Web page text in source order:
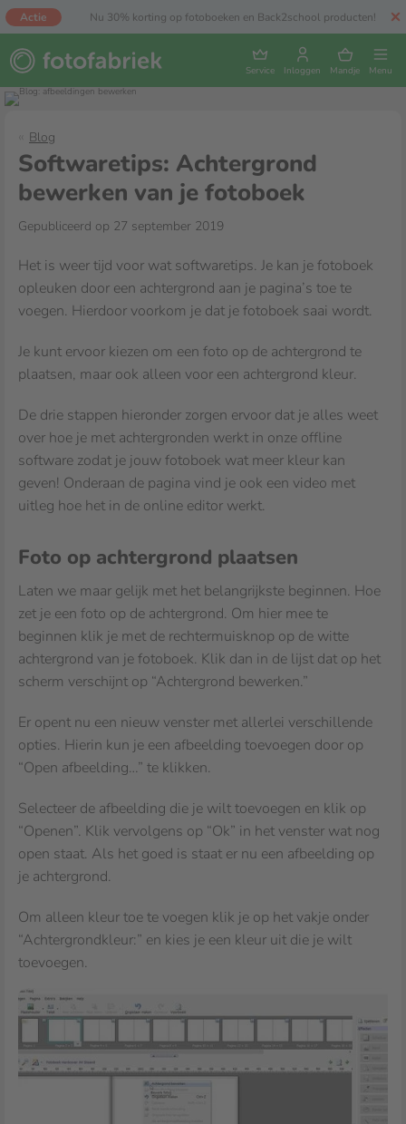
Actie Nu 30% korting op fotoboeken en Back2school producten!
Service Inloggen Mandje Menu
Blog
Softwaretips: Achtergrond
bewerken van je fotoboek
Gepubliceerd op 27 september 2019
Het is weer tijd voor wat softwaretips. Je kan je fotoboek
opleuken door een achtergrond aan je pagina’s toe te
voegen. Hierdoor voorkom je dat je fotoboek saai wordt.
Je kunt ervoor kiezen om een foto op de achtergrond te
plaatsen, maar ook alleen voor een achtergrond kleur.
De drie stappen hieronder zorgen ervoor dat je alles weet
over hoe je met achtergronden werkt in onze offline
software zodat je jouw fotoboek wat meer kleur kan
geven! Onderaan de pagina vind je ook een video met
uitleg hoe het in de online editor werkt.
Foto op achtergrond plaatsen
Laten we maar gelijk met het belangrijkste beginnen. Hoe
zet je een foto op de achtergrond. Om hier mee te
beginnen klik je met de rechtermuisknop op de witte
achtergrond van je fotoboek. Klik dan in de lijst dat op het
scherm verschijnt op “Achtergrond bewerken.”
Er opent nu een nieuw venster met allerlei verschillende
opties. Hierin kun je een afbeelding toevoegen door op
“Open afbeelding…” te klikken.
Selecteer de afbeelding die je wilt toevoegen en klik op
“Openen”. Klik vervolgens op “Ok” in het venster wat nog
open staat. Als het goed is staat er nu een afbeelding op
je achtergrond.
Om alleen kleur toe te voegen klik je op het vakje onder
“Achtergrondkleur:” en kies je een kleur uit die je wilt
toevoegen.